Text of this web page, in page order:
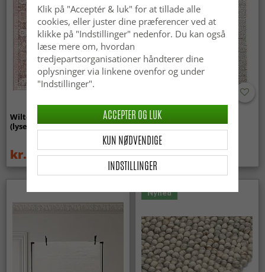
Wilton-tæppe - Gombalia
(lyserød)
kr.329 kr.439
Uldtæppe - Avafors Wool
Bubble (natural)
kr.719
Nyhed
Klik på "Acceptér & luk" for at tillade alle
cookies, eller juster dine præferencer ved at
klikke på "Indstillinger" nedenfor. Du kan også
læse mere om, hvordan
tredjepartsorganisationer håndterer dine
oplysninger via linkene ovenfor og under
"Indstillinger".
INDSTILLINGER
KUN NØDVENDIGE
ACCEPTER OG LUK